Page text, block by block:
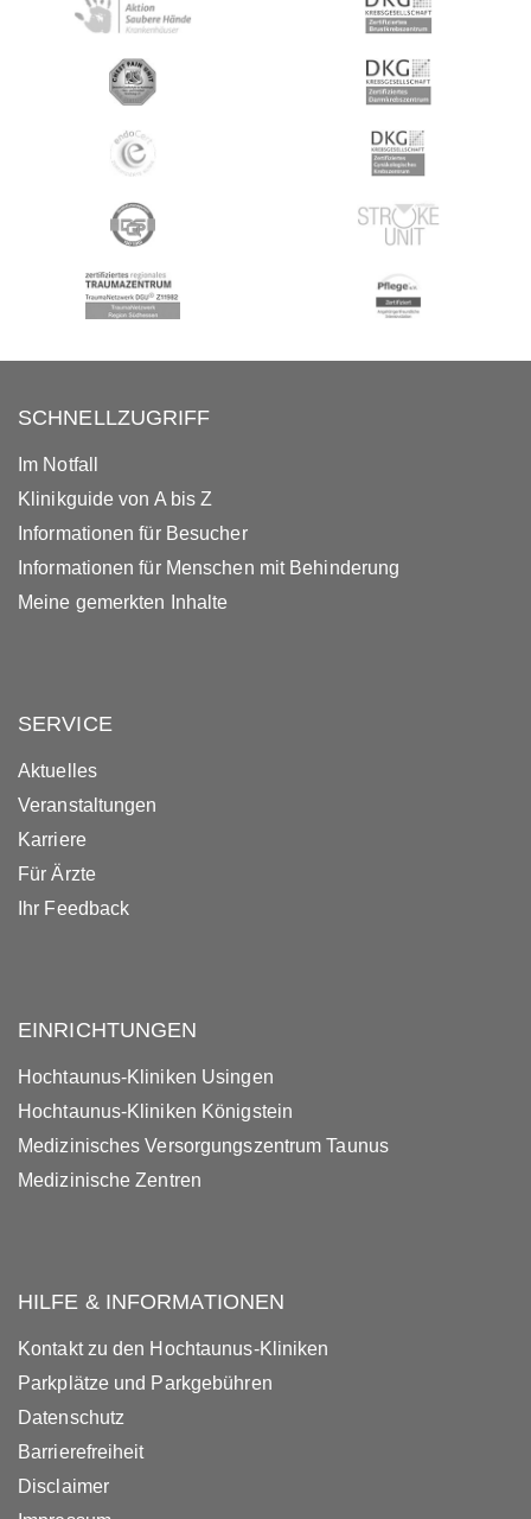
SCHNELLZUGRIFF
Im Notfall
Klinikguide von A bis Z
Informationen für Besucher
Informationen für Menschen mit Behinderung
Meine gemerkten Inhalte
SERVICE
Aktuelles
Veranstaltungen
Karriere
Für Ärzte
Ihr Feedback
EINRICHTUNGEN
Hochtaunus-Kliniken Usingen
Hochtaunus-Kliniken Königstein
Medizinisches Versorgungszentrum Taunus
Medizinische Zentren
HILFE & INFORMATIONEN
Kontakt zu den Hochtaunus-Kliniken
Parkplätze und Parkgebühren
Datenschutz
Barrierefreiheit
Disclaimer